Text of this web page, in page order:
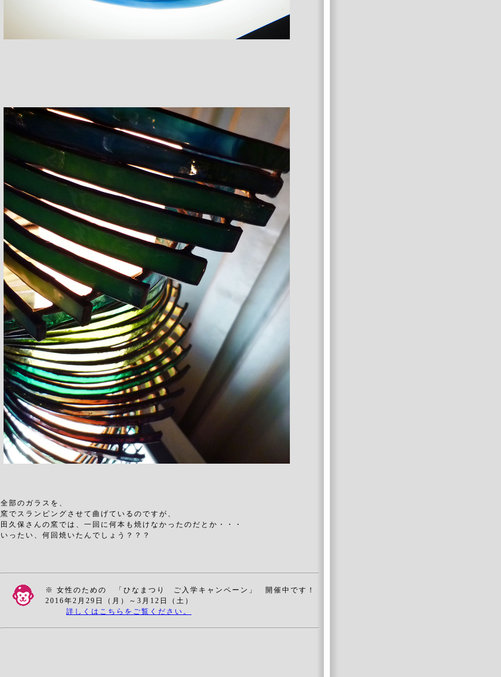
全部のガラスを、
窯でスランピングさせて曲げているのですが、
田久保さんの窯では、一回に何本も焼けなかったのだとか・・・
いったい、何回焼いたんでしょう？？？
※ 女性のための 「ひなまつり ご入学キャンペーン」 開催中です！
2016年2月29日（月）～3月12日（土）
詳しくはこちらをご覧ください。